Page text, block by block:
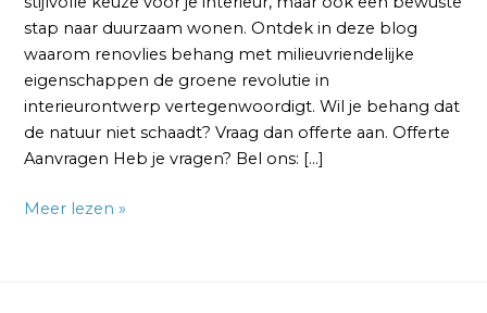
stap naar duurzaam wonen. Ontdek in deze blog
waarom renovlies behang met milieuvriendelijke
eigenschappen de groene revolutie in
interieurontwerp vertegenwoordigt. Wil je behang dat
de natuur niet schaadt? Vraag dan offerte aan. Offerte
Aanvragen Heb je vragen? Bel ons: […]
Meer lezen »